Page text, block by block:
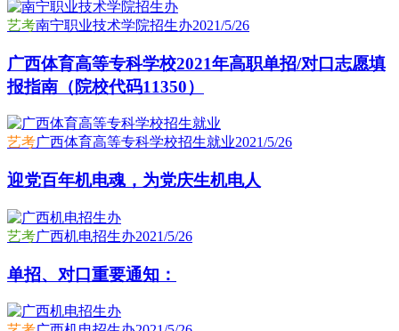
艺考南宁职业技术学院招生办2021/5/26
广西体育高等专科学校2021年高职单招/对口志愿填
报指南（院校代码11350）
艺考广西体育高等专科学校招生就业2021/5/26
迎党百年机电魂，为党庆生机电人
艺考广西机电招生办2021/5/26
单招、对口重要通知：